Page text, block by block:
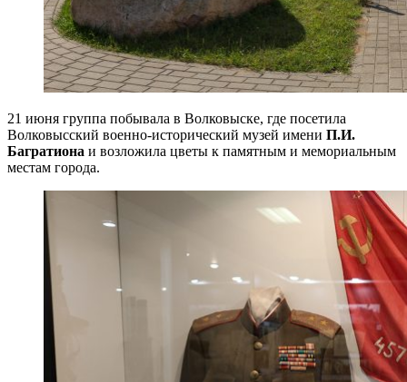
21 июня группа побывала в Волковыске, где посетила
Волковысский военно-исторический музей имени П.И.
Багратиона и возложила цветы к памятным и мемориальным
местам города.